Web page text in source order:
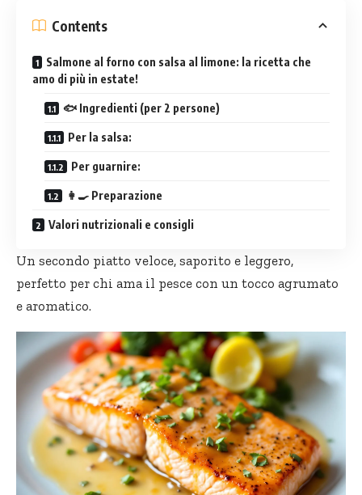
Contents
Salmone al forno con salsa al limone: la ricetta che
amo di più in estate!
🐟 Ingredienti (per 2 persone)
Per la salsa:
Per guarnire:
👩‍🍳 Preparazione
Valori nutrizionali e consigli
Un secondo piatto veloce, saporito e leggero,
perfetto per chi ama il pesce con un tocco agrumato
e aromatico.